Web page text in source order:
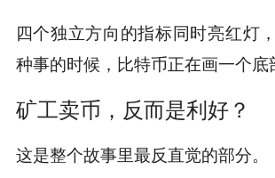
四个独立方向的指标同时亮红灯
种事的时候，比特币正在画一个底
矿工卖币，反而是利好？
这是整个故事里最反直觉的部分。